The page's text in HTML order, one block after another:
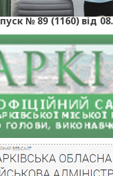
№ 89 (1160) від